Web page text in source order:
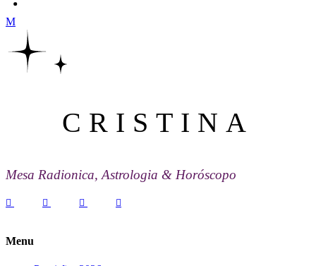
CRISTINA
Mesa Radionica, Astrologia & Horóscopo
Menu